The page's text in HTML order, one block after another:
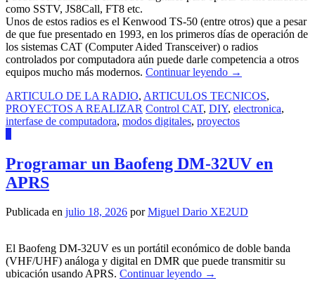
como SSTV, JS8Call, FT8 etc.
Unos de estos radios es el Kenwood TS-50 (entre otros) que a pesar
de que fue presentado en 1993, en los primeros días de operación de
los sistemas CAT (Computer Aided Transceiver) o radios
controlados por computadora aún puede darle competencia a otros
equipos mucho más modernos. Continuar leyendo →
ARTICULO DE LA RADIO, ARTICULOS TECNICOS,
PROYECTOS A REALIZAR Control CAT, DIY, electronica,
interfase de computadora, modos digitales, proyectos
Programar un Baofeng DM-32UV en
APRS
Publicada en julio 18, 2026 porMiguel Dario XE2UD
El Baofeng DM-32UV es un portátil económico de doble banda
(VHF/UHF) análoga y digital en DMR que puede transmitir su
ubicación usando APRS. Continuar leyendo →